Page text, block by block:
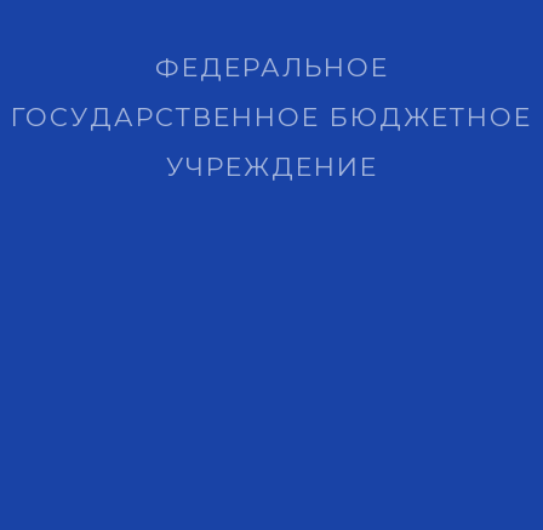
ФЕДЕРАЛЬНОЕ
ГОСУДАРСТВЕННОЕ БЮДЖЕТНОЕ
УЧРЕЖДЕНИЕ